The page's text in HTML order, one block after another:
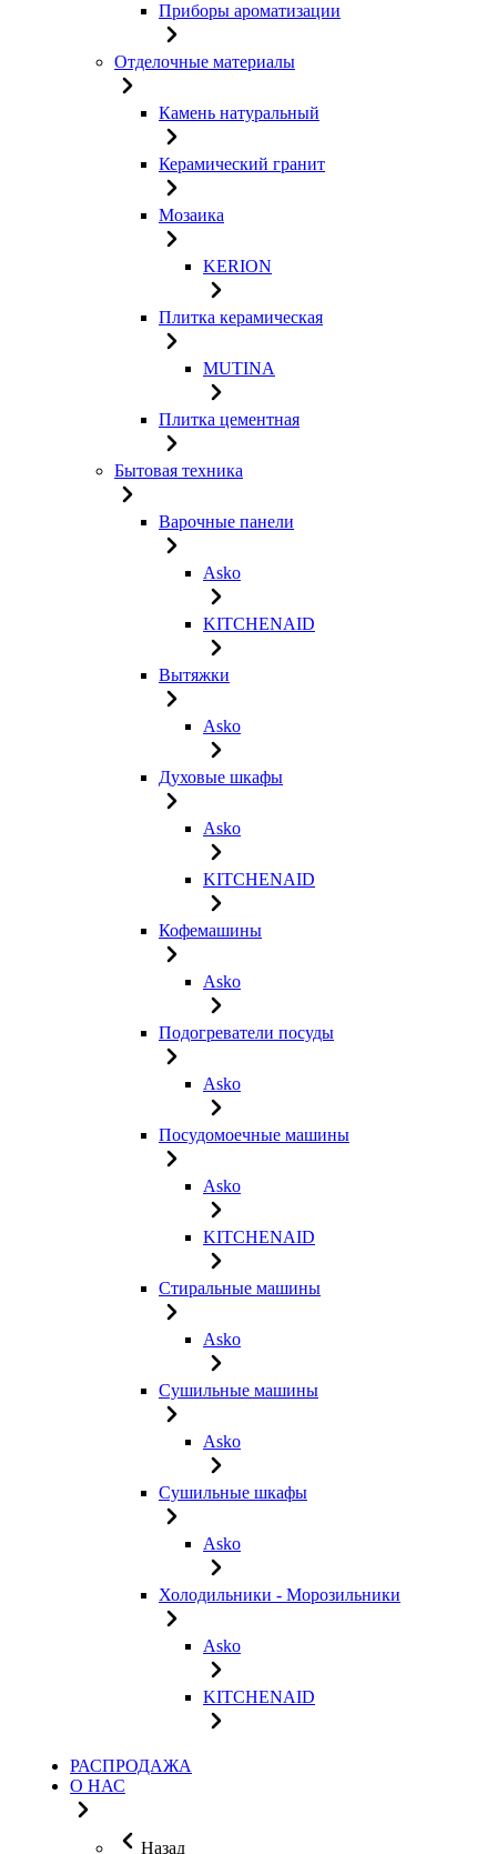
Приборы ароматизации
Отделочные материалы
Камень натуральный
Керамический гранит
Мозаика
KERION
Плитка керамическая
MUTINA
Плитка цементная
Бытовая техника
Варочные панели
Asko
KITCHENAID
Вытяжки
Asko
Духовые шкафы
Asko
KITCHENAID
Кофемашины
Asko
Подогреватели посуды
Asko
Посудомоечные машины
Asko
KITCHENAID
Стиральные машины
Asko
Сушильные машины
Asko
Сушильные шкафы
Asko
Холодильники - Морозильники
Asko
KITCHENAID
РАСПРОДАЖА
О НАС
Назад